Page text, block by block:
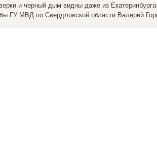
и черный дым видны даже из
ГУ МВД по Свердлοвской области Валерий